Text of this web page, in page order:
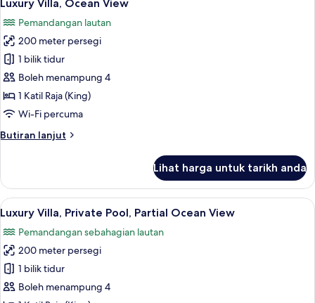
semua
foto
untuk
Luxury
Villa,
Ocean
View
Luxury Villa, Ocean View
Pemandangan lautan
200 meter persegi
1 bilik tidur
Boleh menampung 4
1 Katil Raja (King)
Wi-Fi percuma
Butiran lanjut
Butiran
Villa,
Ocean
View
Lihat harga untuk tarikh anda
Lihat
semua
foto
untuk
Luxury
Villa,
Luxury Villa, Private Pool, Partial
5
Luxury Villa, Private Pool, Partial Ocean View
Pemandangan sebahagian lautan
200 meter persegi
1 bilik tidur
Boleh menampung 4